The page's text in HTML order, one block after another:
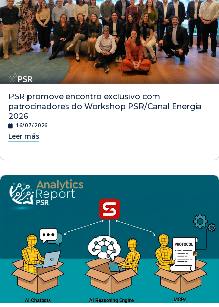
PSR promove encontro exclusivo com
patrocinadores do Workshop PSR/Canal Energia
2026
16/07/2026
Leer más